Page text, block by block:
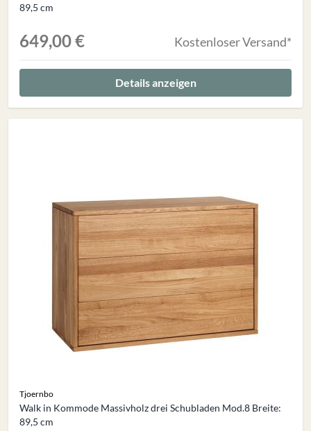
89,5 cm
649,00 € Kostenloser Versand*
Details anzeigen
Tjoernbo
Walk in Kommode Massivholz drei Schubladen Mod.8 Breite:
89,5 cm